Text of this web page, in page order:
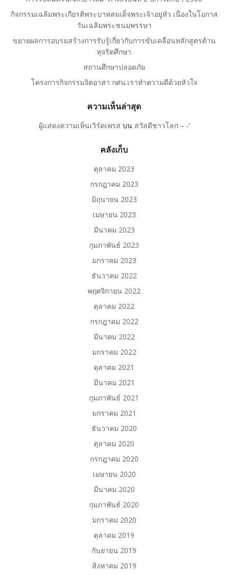
กิจกรรมเฉลิมพระเกียรติพระบาทสมเด็จพระเจ้าอยู่หัว เนื่องในโอกาส
วันเฉลิมพระชนมพรรษา
ขยายผลการอบรมสร้างการรับรู้เกี่ยวกับการขับเคลื่อนหลักสูตรต้าน
ทุจริตศึกษา
สถานศึกษาปลอดภัย
โครงการกิจกรรมจิตอาสา กศน.เราทำความดีด้วยหัวใจ
ความเห็นล่าสุด
ผู้แสดงความเห็นเวิร์ดเพรส บน สวัสดีชาวโลก – -‘
คลังเก็บ
ตุลาคม 2023
กรกฎาคม 2023
มิถุนายน 2023
เมษายน 2023
มีนาคม 2023
กุมภาพันธ์ 2023
มกราคม 2023
ธันวาคม 2022
พฤศจิกายน 2022
ตุลาคม 2022
กรกฎาคม 2022
มีนาคม 2022
มกราคม 2022
ตุลาคม 2021
มีนาคม 2021
กุมภาพันธ์ 2021
มกราคม 2021
ธันวาคม 2020
ตุลาคม 2020
กรกฎาคม 2020
เมษายน 2020
มีนาคม 2020
กุมภาพันธ์ 2020
มกราคม 2020
ตุลาคม 2019
กันยายน 2019
สิงหาคม 2019